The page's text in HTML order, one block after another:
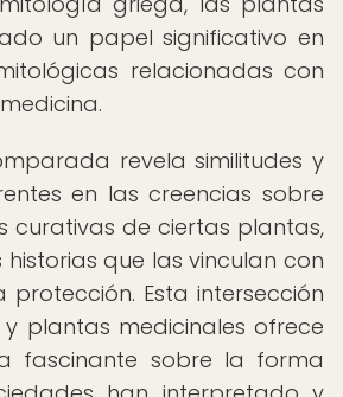
un papel significativo en
relacionadas con
revela similitudes y
en las creencias sobre
curativas de ciertas plantas,
que las vinculan con
Esta intersección
plantas medicinales ofrece
fascinante sobre la forma